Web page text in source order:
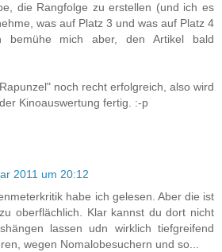
die Rangfolge zu erstellen (und ich es
was auf Platz 3 und was auf Platz 4
mich aber, den Artikel bald
noch recht erfolgreich, also wird
Kinoauswertung fertig. :-p
2011 um 20:12
habe ich gelesen. Aber die ist
oberflächlich. Klar kannst du dort nicht
lassen udn wirklich tiefgreifend
wegen Nomalobesuchern und so...